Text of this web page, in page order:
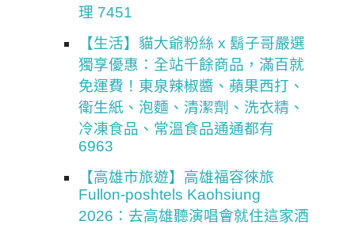
理 7451
【生活】貓大爺粉絲 x 鬍子哥嚴選
獨享優惠：全站千餘商品，滿百就
免運費！東泉辣椒醬、蘋果西打、
衛生紙、泡麵、清潔劑、洗衣精、
冷凍食品、常溫食品通通都有
6963
【高雄市旅遊】高雄福容徠旅
Fullon-poshtels Kaohsiung
2026：去高雄聽演唱會就住這家酒